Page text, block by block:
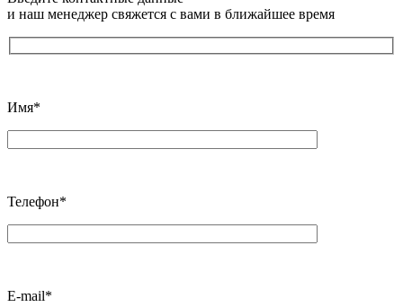
и наш менеджер свяжется с вами в ближайшее время
Имя*
Телефон*
E-mail*